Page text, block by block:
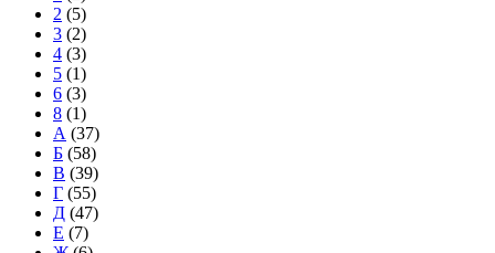
2 (5)
3 (2)
4 (3)
5 (1)
6 (3)
8 (1)
А (37)
Б (58)
В (39)
Г (55)
Д (47)
Е (7)